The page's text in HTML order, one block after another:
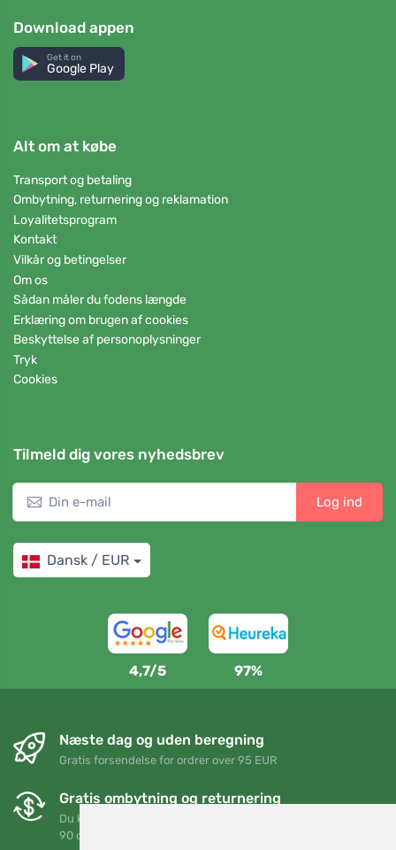
Download appen
Get it on
Google Play
Alt om at købe
Transport og betaling
Ombytning, returnering og reklamation
Loyalitetsprogram
Kontakt
Vilkår og betingelser
Om os
Sådan måler du fodens længde
Erklæring om brugen af cookies
Beskyttelse af personoplysninger
Tryk
Cookies
Tilmeld dig vores nyhedsbrev
Log ind
Dansk / EUR
4,7/5 97%
Næste dag og uden beregning
Gratis forsendelse for ordrer over 95 EUR
Gratis ombytning og returnering
Du kan returnere eller bytte din ordre når som helst inden for
90 dage